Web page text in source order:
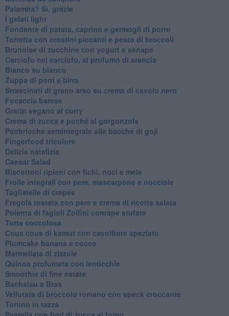
Palamita? Sì, grazie
I gelati light
Fondente di patata, caprino e germogli di porro
Torretta con crostini piccanti e pesto di broccoli
Brunoise di zucchine con yogurt e senape
Carciofo nel carciofo, al profumo di arancia
Bianco su bianco
Zuppa di porri e birra
Strascinati di grano arso su crema di cavolo nero
Focaccia barese
Gratin vegano al curry
Crema di zucca e poché al gorgonzola
Panbrioche semintegrale alle bacche di goji
Fingerfood tricolore
Delizia natalizia
Caesar Salad
Biscottoni ripieni con fichi, noci e mele
Frolle integrali con pere, mascarpone e nocciole
Tagliatelle di crepes
Fregola tostata con pere e crema di ricotta salata
Polenta di fagioli Zolfini conrape stufate
Torta coccolosa
Cous cous di kamut con cavolfiore speziato
Plumcake banana e cocco
Marmellata di zizzole
Quinoa profumata con lenticchie
Smoothie di fine estate
Bachalau a Bras
Vellutata di broccolo romano con speck croccante
Tortino in tazza